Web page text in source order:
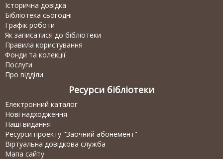
Історична довідка
Бібліотека сьогодні
Графік роботи
Як записатися до бібліотеки
Правила користування
Фонди та колекції
Послуги
Про відділи
Ресурси бібліотеки
Електронний каталог
Нові надходження
Наші видання
Ресурси проекту "Заочний абонемент"
Віртуальна довідкова служба
Мапа сайту